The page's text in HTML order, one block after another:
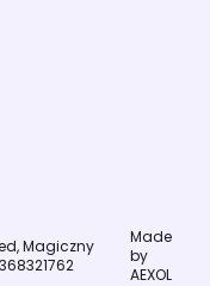
Magiczny
Made
by
AEXOL